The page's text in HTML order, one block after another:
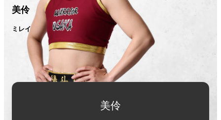
美伶
ミレイ
美伶